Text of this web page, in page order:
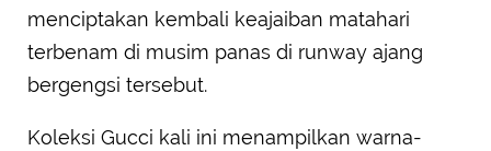
menciptakan kembali keajaiban matahari
terbenam di musim panas di runway ajang
bergengsi tersebut.
Koleksi Gucci kali ini menampilkan warna-